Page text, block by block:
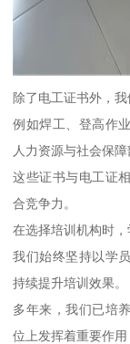
除了电工证书外，
例如焊工、登高作
人力资源与社会保
这些证书与电工证
合竞争力。
在选择培训机构时
我们始终坚持以学
持续提升培训效果。
多年来，我们已培
位上发挥着重要作用